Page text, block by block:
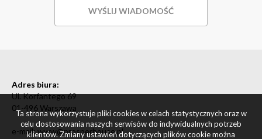
Adres biura:
Ul. Korfantego 69
01-496 Warszawa
e-mail: www@prosperhouse.pl
Ta strona wykorzystuje pliki cookies w celach statystycznych oraz w
celu dostosowania naszych serwisów do indywidualnych potrzeb
klientów. Zmiany ustawień dotyczących plików cookie można